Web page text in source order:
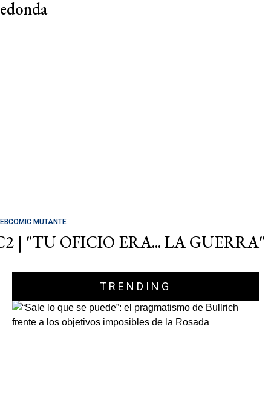
MUTANTE
| "TU OFICIO ERA... LA GUERRA"
TRENDING